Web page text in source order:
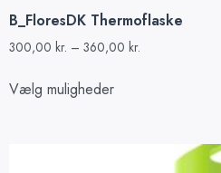
B_FloresDK Thermoflaske
300,00 kr. – 360,00 kr.
Vælg muligheder